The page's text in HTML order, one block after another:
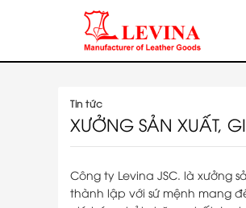
Tin tức
XƯỞNG SẢN XUẤT,
Công ty Levina JSC. là
thành lập với sứ mệnh mang